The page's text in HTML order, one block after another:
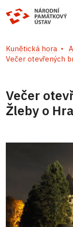
Kunětická hora
Večer otevřených
Večer
Žleby o